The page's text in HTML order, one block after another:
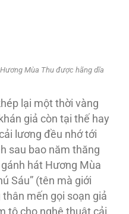
Mùa Thu được hãng dĩa
lại một thời vàng
giả còn tại thế hay
lương đều nhớ tới
sau bao năm thăng
hát Hương Mùa
Sáu” (tên mà giới
mến gọi soạn giả